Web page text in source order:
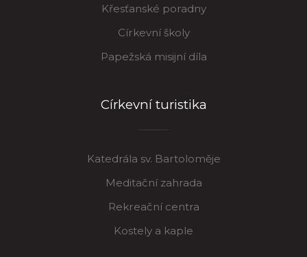
Křesťanské poradny
Církevní školy
Papežská misijní díla
Církevní turistika
Katedrála sv. Bartoloměje
Meditační zahrada
Rekreační centra
Kostely a kaple